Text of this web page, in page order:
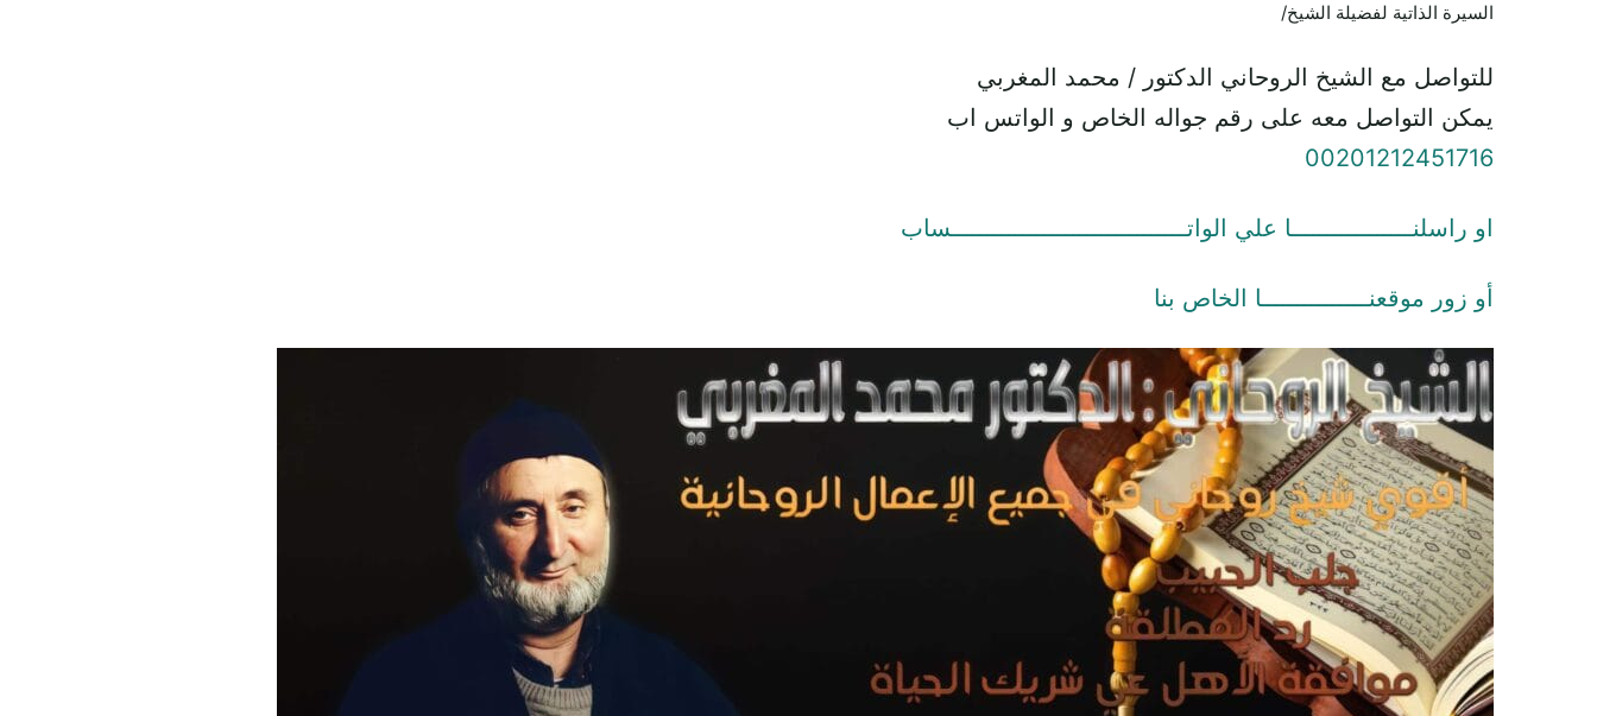
السيرة الذاتية لفضيلة الشيخ/
للتواصل مع الشيخ الروحاني الدكتور / محمد المغربي
يمكن التواصل معه على رقم جواله الخاص و الواتس اب
00201212451716
او راسلنـــــــــــــــــا علي الواتـــــــــــــــــــــــــــــــــساب
أو زور موقعنـــــــــــــــا الخاص بنا